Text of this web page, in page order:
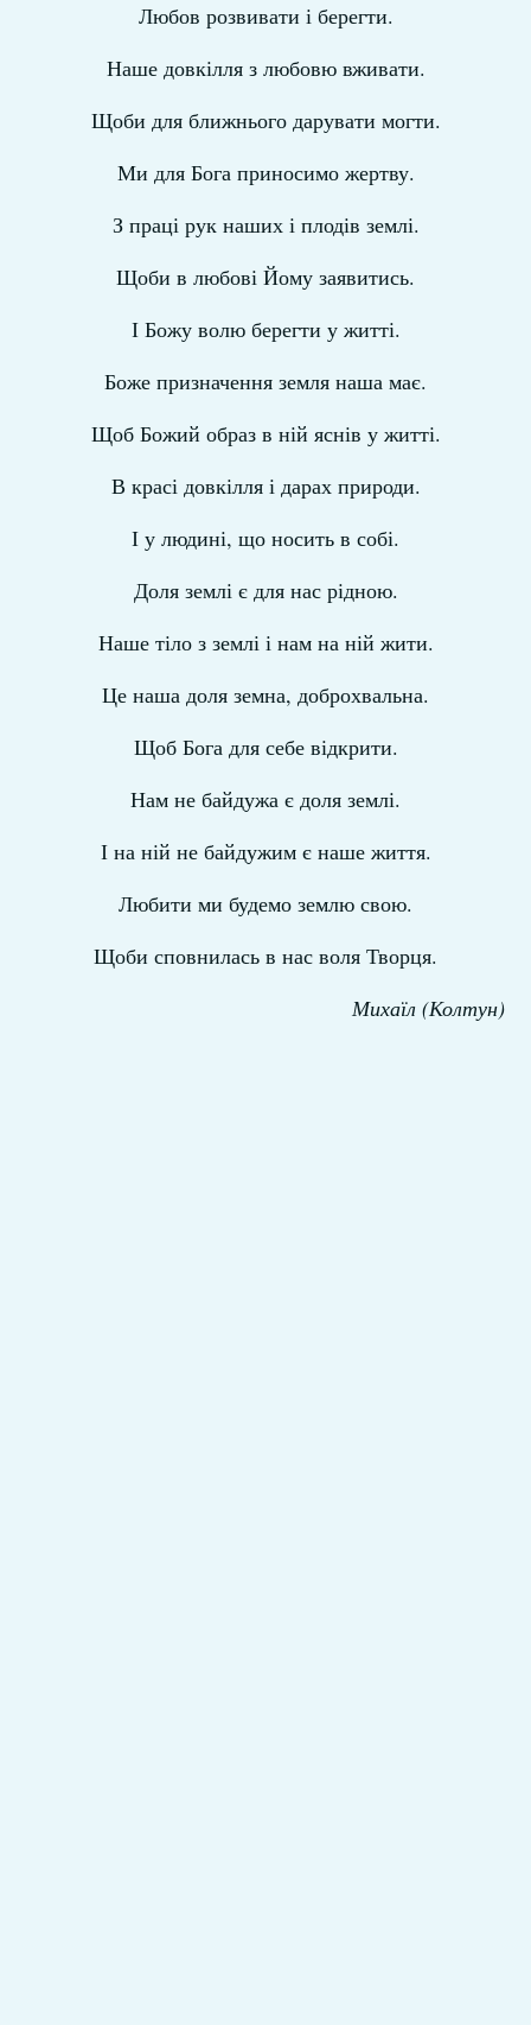
Любов розвивати і берегти.
Наше довкілля з любовю вживати.
Щоби для ближнього дарувати могти.
Ми для Бога приносимо жертву.
З праці рук наших і плодів землі.
Щоби в любові Йому заявитись.
І Божу волю берегти у житті.
Боже призначення земля наша має.
Щоб Божий образ в ній яснів у житті.
В красі довкілля і дарах природи.
І у людині, що носить в собі.
Доля землі є для нас рідною.
Наше тіло з землі і нам на ній жити.
Це наша доля земна, доброхвальна.
Щоб Бога для себе відкрити.
Нам не байдужа є доля землі.
І на ній не байдужим є наше життя.
Любити ми будемо землю свою.
Щоби сповнилась в нас воля Творця.
Михаїл (Колтун)